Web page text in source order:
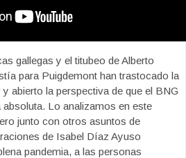
gallegas y el titubeo de Alberto
para Puigdemont han trastocado la
abierto la perspectiva de que el BNG
Lo analizamos en este
junto con otros asuntos de
de Isabel Díaz Ayuso
pandemia, a las personas